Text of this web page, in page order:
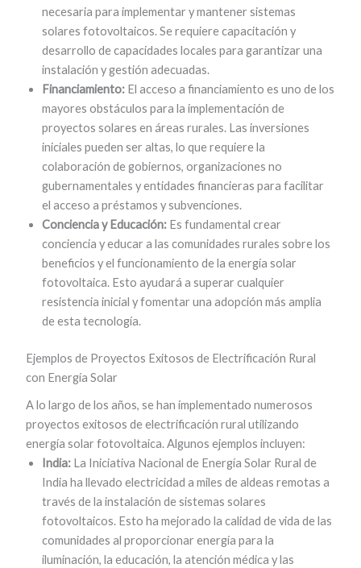
necesaria para implementar y mantener sistemas
solares fotovoltaicos. Se requiere capacitación y
desarrollo de capacidades locales para garantizar una
instalación y gestión adecuadas.
Financiamiento: El acceso a financiamiento es uno de los
mayores obstáculos para la implementación de
proyectos solares en áreas rurales. Las inversiones
iniciales pueden ser altas, lo que requiere la
colaboración de gobiernos, organizaciones no
gubernamentales y entidades financieras para facilitar
el acceso a préstamos y subvenciones.
Conciencia y Educación: Es fundamental crear
conciencia y educar a las comunidades rurales sobre los
beneficios y el funcionamiento de la energía solar
fotovoltaica. Esto ayudará a superar cualquier
resistencia inicial y fomentar una adopción más amplia
de esta tecnología.
Ejemplos de Proyectos Exitosos de Electrificación Rural
con Energía Solar
A lo largo de los años, se han implementado numerosos
proyectos exitosos de electrificación rural utilizando
energía solar fotovoltaica. Algunos ejemplos incluyen:
India: La Iniciativa Nacional de Energía Solar Rural de
India ha llevado electricidad a miles de aldeas remotas a
través de la instalación de sistemas solares
fotovoltaicos. Esto ha mejorado la calidad de vida de las
comunidades al proporcionar energía para la
iluminación, la educación, la atención médica y las